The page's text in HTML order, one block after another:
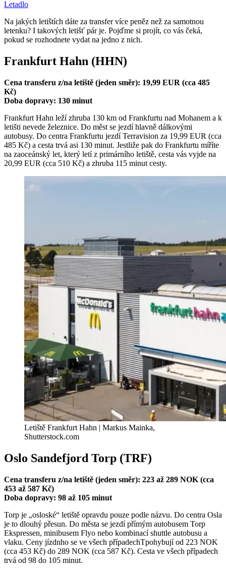
Letadlo
Na jakých letištích dáte za transfer více peněz než za samotnou
letenku? I takových letišť pár je. Pojďme si projít, co vás čeká,
pokud se rozhodnete vydat na jedno z nich.
Frankfurt Hahn (HHN)
Cena transferu z/na letiště (jeden směr): 19,99 EUR (cca 485
Kč)
Doba dopravy: 130 minut
Frankfurt Hahn leží zhruba 130 km od Frankfurtu nad Mohanem a k
letišti nevede železnice. Do měst se jezdí hlavně dálkovými
autobusy. Do centra Frankfurtu jezdí Terravision za 19,99 EUR (cca
485 Kč) a cesta trvá asi 130 minut. Jestliže pak do Frankfurtu míříte
na zaoceánský let, který letí z primárního letiště, cesta vás vyjde na
20,99 EUR (cca 510 Kč) a zhruba 115 minut cesty.
Letiště Frankfurt Hahn | Markus Mainka,
Shutterstock.com
Oslo Sandefjord Torp (TRF)
Cena transferu z/na letiště (jeden směr): 223 až 289 NOK (cca
453 až 587 Kč)
Doba dopravy: 98 až 105 minut
Torp je „osloské“ letiště opravdu pouze podle názvu. Do centra Osla
je to dlouhý přesun. Do města se jezdí přímým autobusem Torp
Ekspressen, minibusem Flyo nebo kombinací shuttle autobusu a
vlaku. Ceny jízdnho se ve všech případechTpohybují od 223 NOK
(cca 453 Kč) do 289 NOK (cca 587 Kč). Cesta ve všech případech
trvá od 98 do 105 minut.